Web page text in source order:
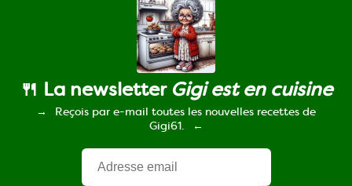
🍴 La newsletter Gigi est en cuisine
Reçois par e-mail toutes les nouvelles recettes de
Gigi61.